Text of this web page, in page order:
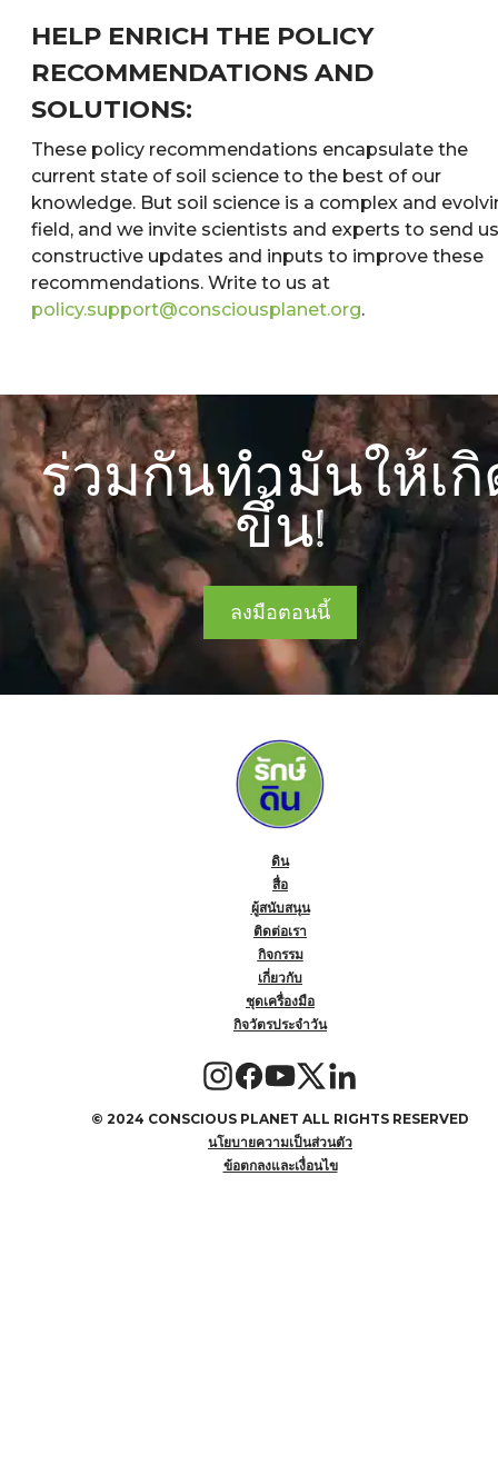
HELP ENRICH THE POLICY
RECOMMENDATIONS AND
SOLUTIONS:
These policy recommendations encapsulate the
current state of soil science to the best of our
knowledge. But soil science is a complex and
field, and we invite scientists and experts to send us
constructive updates and inputs to improve these
recommendations. Write to us at
policy.support@consciousplanet.org.
ร่วมกันทำมันให้เ
ขึ้น!
ลงมือตอนนี้
ดิน
สื่อ
ผู้สนับสนุน
ติดต่อเรา
กิจกรรม
เกี่ยวกับ
ชุดเครื่องมือ
กิจวัตรประจำวัน
© 2024 CONSCIOUS PLANET ALL RIGHTS RESERVED
นโยบายความเป็นส่วนตัว
ข้อตกลงและเงื่อนไข